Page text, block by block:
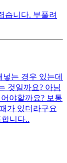
습니다. 부풀려
는 경우 있는데
것일까요? 아님
야할까요? 보통
가 있더라구요
니다..